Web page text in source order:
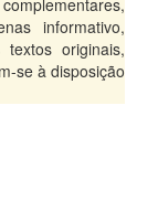
informativo,
originais,
se à disposição